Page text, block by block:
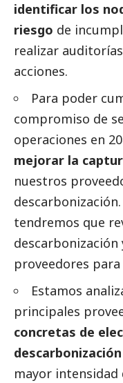
identificar los
riesgo de
realizar
acciones.
Para poder
compromiso de
operaciones en
mejorar la
nuestros
tendremos que
proveedores
Estamos
principales
concretas de
descarbonización
mayor intensidad